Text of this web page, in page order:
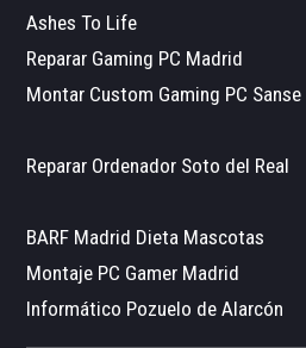
Ashes To Life
Reparar Gaming PC Madrid
Montar Custom Gaming PC Sanse
Reparar Ordenador Soto del Real
BARF Madrid Dieta Mascotas
Montaje PC Gamer Madrid
Informático Pozuelo de Alarcón